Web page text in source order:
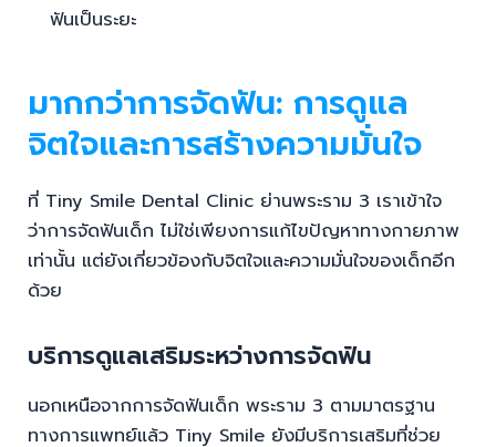
ฟันเป็นระยะ
มากกว่าการจัดฟัน: การดูแล
จิตใจและการสร้างความมั่นใจ
ที่ Tiny Smile Dental Clinic ย่านพระราม 3 เราเข้าใจ
ว่าการจัดฟันเด็ก ไม่ใช่เพียงการแก้ไขปัญหาทางกายภาพ
เท่านั้น แต่ยังเกี่ยวข้องกับจิตใจและความมั่นใจของเด็กอีก
ด้วย
บริการดูแลเสริมระหว่างการจัดฟัน
นอกเหนือจากการจัดฟันเด็ก พระราม 3 ตามมาตรฐาน
ทางการแพทย์แล้ว Tiny Smile ยังมีบริการเสริมที่ช่วย